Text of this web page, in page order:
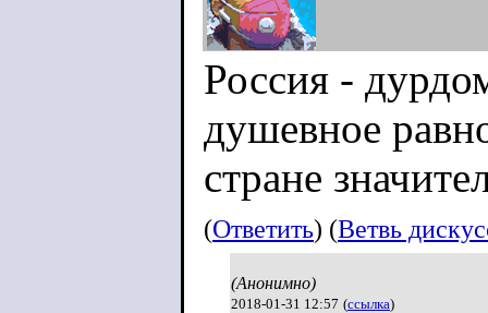
Россия -
душевное
стране
(Ответить) (Ветвь
(Анонимно)
2018-01-31 12:57 (ссылка)